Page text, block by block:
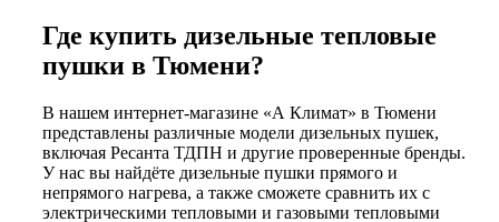
Где купить дизельные тепловые
пушки в Тюмени?
В нашем интернет-магазине «А Климат» в Тюмени
представлены различные модели дизельных пушек,
включая Ресанта ТДПН и другие проверенные бренды.
У нас вы найдёте дизельные пушки прямого и
непрямого нагрева, а также сможете сравнить их с
электрическими тепловыми и газовыми тепловыми